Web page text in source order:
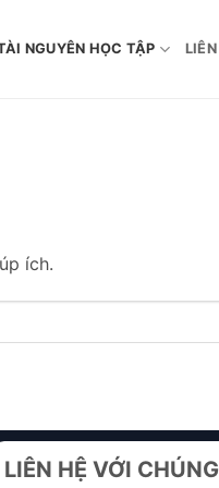
NGUYÊN HỌC TẬP LIÊN
ích.
LIÊN HỆ VỚI